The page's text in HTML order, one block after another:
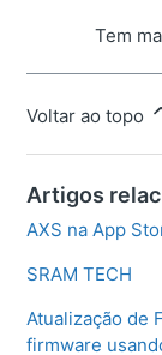
Tem
Voltar ao topo
Artigos
AXS na App
SRAM TECH
Atualização de
firmware